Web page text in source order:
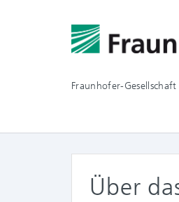
Fraunhofer-Gesellschaft
Über